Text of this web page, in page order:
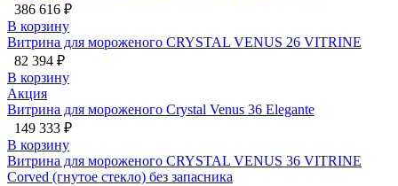
386 616 ₽
В корзину
Витрина для мороженого CRYSTAL VENUS 26 VITRINE
82 394 ₽
В корзину
Акция
Витрина для мороженого Crystal Venus 36 Elegante
149 333 ₽
В корзину
Витрина для мороженого CRYSTAL VENUS 36 VITRINE
Corved (гнутое стекло) без запасника